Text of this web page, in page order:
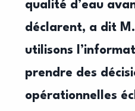
qualité d’eau
déclarent, a dit
utilisons
prendre des
opérationnelles